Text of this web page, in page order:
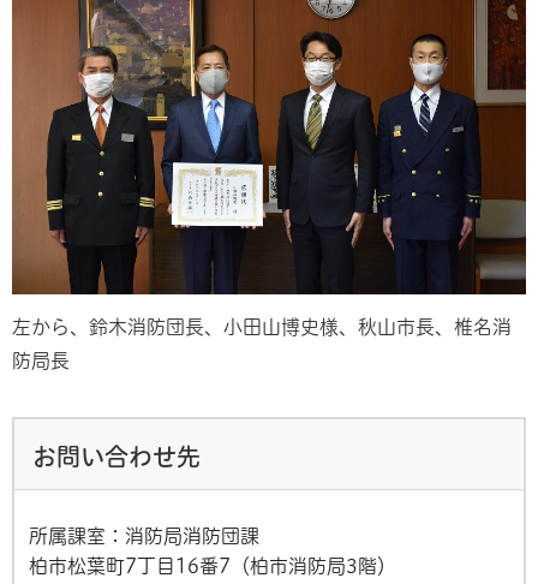
左から、鈴木消防団長、小田山博史様、秋山市長、椎名消
防局長
お問い合わせ先
所属課室：消防局消防団課
柏市松葉町7丁目16番7（柏市消防局3階）